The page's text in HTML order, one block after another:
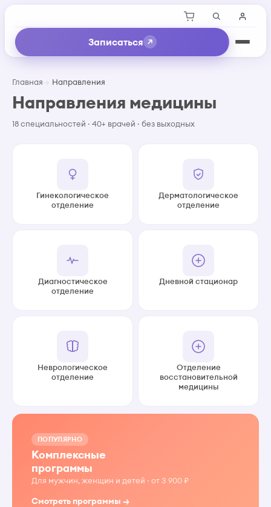
Записаться
Главная Направления
Направления медицины
18 специальностей · 40+ врачей · без выходных
Гинекологическое
отделение
Дерматологическое
отделение
Диагностическое
отделение
Дневной стационар
Неврологическое
отделение
Отделение
восстановительной
медицины
ПОПУЛЯРНО
Комплексные
программы
Для мужчин, женщин и детей · от 3 900 ₽
Смотреть программы →